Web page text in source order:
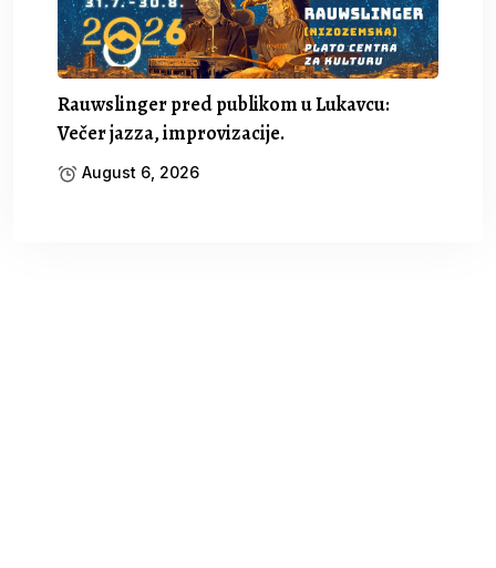
Rauwslinger pred publikom u Lukavcu:
Večer jazza, improvizacije.
August 6, 2026